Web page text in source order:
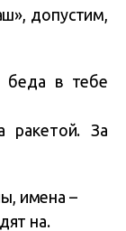
допустим,
беда в тебе
ракетой. За
имена –
на.